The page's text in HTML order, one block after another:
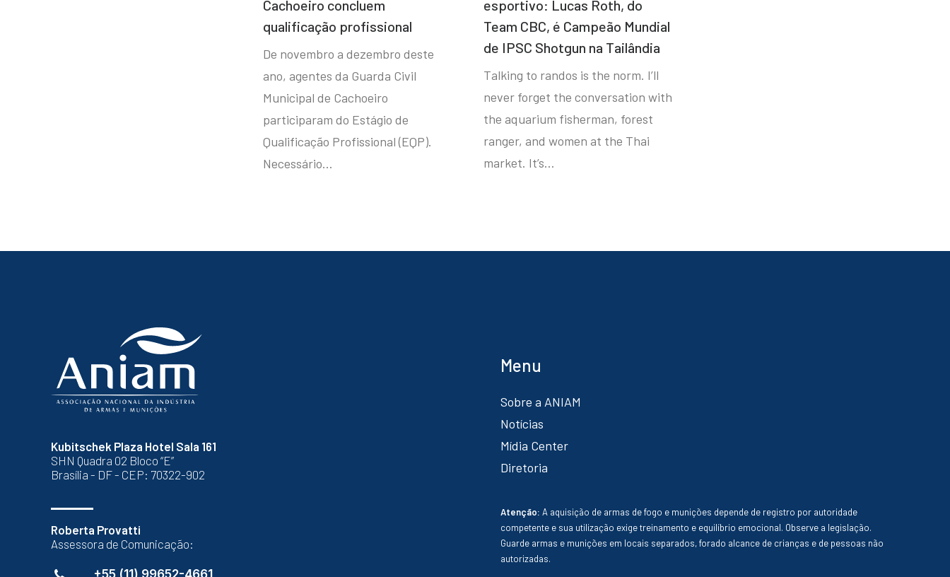
Cachoeiro concluem
qualificação profissional
De novembro a dezembro deste
ano, agentes da Guarda Civil
Municipal de Cachoeiro
participaram do Estágio de
Qualificação Profissional (EQP).
Necessário…
esportivo: Lucas Roth, do
Team CBC, é Campeão Mundial
de IPSC Shotgun na Tailândia
Talking to randos is the norm. I’ll
never forget the conversation with
the aquarium fisherman, forest
ranger, and women at the Thai
market. It’s…
Kubitschek Plaza Hotel Sala 161
SHN Quadra 02 Bloco “E”
Brasília - DF - CEP: 70322-902
Roberta Provatti
Assessora de Comunicação:
+55 (11) 99652-4661
Menu
Sobre a ANIAM
Notícias
Mídia Center
Diretoria
Atenção: A aquisição de armas de fogo e munições depende de registro por autoridade
competente e sua utilização exige treinamento e equilíbrio emocional. Observe a legislação.
Guarde armas e munições em locais separados, forado alcance de crianças e de pessoas não
autorizadas.